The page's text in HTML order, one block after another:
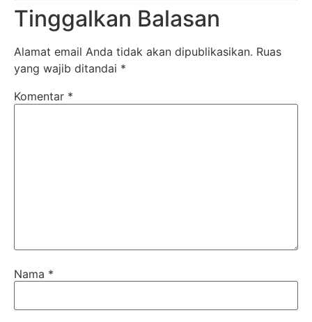
Tinggalkan Balasan
Alamat email Anda tidak akan dipublikasikan. Ruas
yang wajib ditandai *
Komentar *
Nama *